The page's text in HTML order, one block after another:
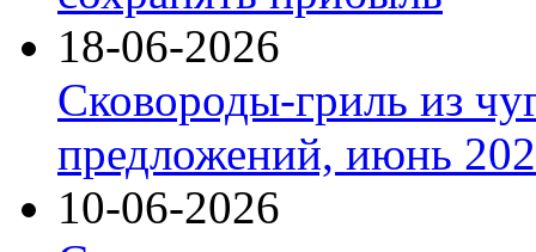
18-06-2026
Сковороды-гриль из
предложений, июнь
10-06-2026